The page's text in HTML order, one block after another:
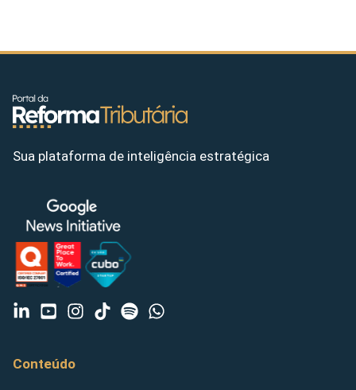
Sua plataforma de inteligência estratégica
Conteúdo